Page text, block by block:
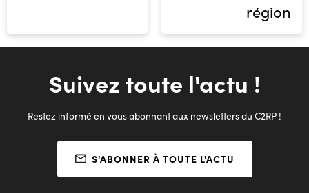
région
Suivez toute l'actu !
Restez informé en vous abonnant aux newsletters du C2RP !
S'ABONNER À TOUTE L'ACTU